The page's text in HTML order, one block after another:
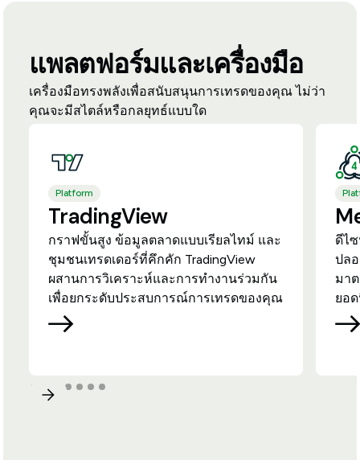
แพลตฟอร์มและเครื่องมือ
เครื่องมือทรงพลังเพื่อสนับสนุนการเทรดของคุณ ไม่ว่า
คุณจะมีสไตล์หรือกลยุทธ์แบบใด
Platform
TradingView
กราฟขั้นสูง ข้อมูลตลาดแบบเรียลไทม์ และ
ชุมชนเทรดเดอร์ที่คึกคัก TradingView
ผสานการวิเคราะห์และการทำงานร่วมกัน
เพื่อยกระดับประสบการณ์การเทรดของคุณ
ดีไ
ปล
มา
ยอ